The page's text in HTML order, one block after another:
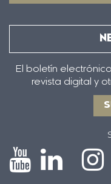
El boletín
revista digital y
Icono
Icono